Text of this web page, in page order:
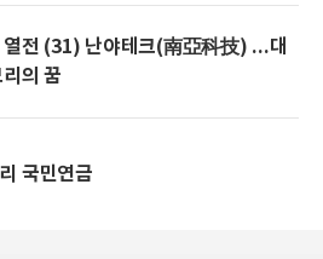
열전 (31) 난야테크(南亞科技) ...대
의 꿈
국민연금